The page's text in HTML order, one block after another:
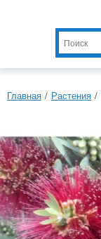
Главная / Растения /